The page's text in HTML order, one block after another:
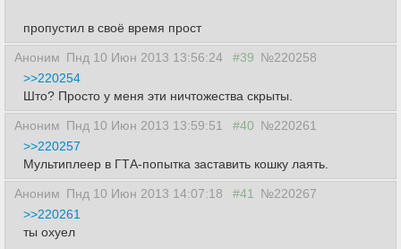
пропустил в своё время прост
Аноним Пнд 10 Июн 2013 13:56:24 #39 №220258
>>220254
Што? Просто у меня эти ничтожества скрыты.
Аноним Пнд 10 Июн 2013 13:59:51 #40 №220261
>>220257
Мультиплеер в ГТА-попытка заставить кошку лаять.
Аноним Пнд 10 Июн 2013 14:07:18 #41
№220267
>>220261
ты охуел